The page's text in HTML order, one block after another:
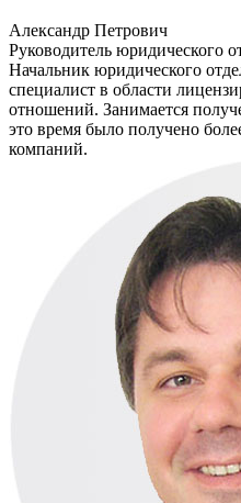
Александр Петрович
Руководитель юридического
Начальник юридического
специалист в области
отношений. Занимается
это время было получено
компаний.